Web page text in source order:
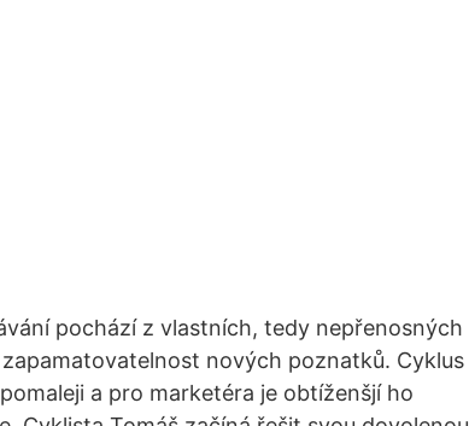
pochází z vlastních, tedy nepřenosných
nových poznatků. Cyklus
a pro marketéra je obtíženšjí ho